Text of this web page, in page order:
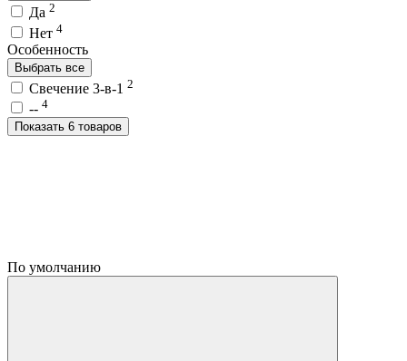
Да 2
Нет 4
Особенность
Выбрать все
Свечение 3-в-1 2
-- 4
Показать 6 товаров
По умолчанию